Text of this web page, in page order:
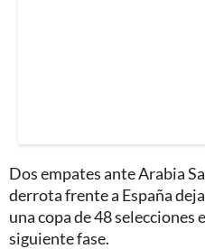
Dos empates ante Arabia
derrota frente a España
una copa de 48 selecciones
siguiente fase.